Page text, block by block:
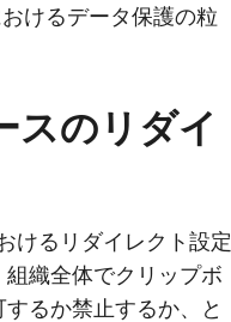
けるデータ保護の粒
スのリダイ
けるリダイレクト設定
織全体でクリップボ
るか禁止するか、と